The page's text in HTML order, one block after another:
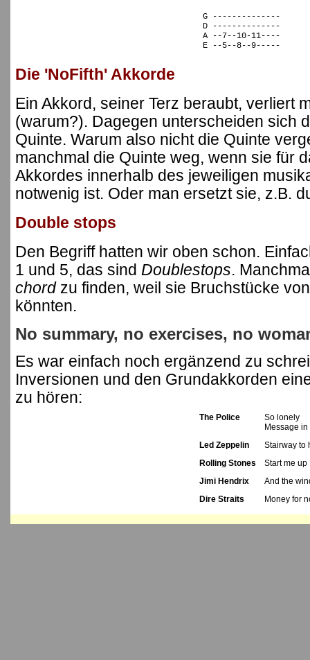
G --------------
D --------------
A --7--10-11----
E --5--8--9-----
Die 'NoFifth' Akkorde
Ein Akkord, seiner Terz beraubt, verliert
(warum?). Dagegen unterscheiden sich
Quinte. Warum also nicht die Quinte
manchmal die Quinte weg, wenn sie für
Akkordes innerhalb des jeweiligen
notwenig ist. Oder man ersetzt sie, z.B.
Double stops
Den Begriff hatten wir oben schon.
1 und 5, das sind Doublestops.
chordzu finden, weil sie Bruchstücke
könnten.
No summary, no exercises, no
Es war einfach noch ergänzend zu
Inversionen und den Grundakkorden
zu hören:
The Police
So lonely
Message
Led Zeppelin
Stairway to
Rolling Stones
Start me up
Jimi Hendrix
And the
Dire Straits
Money for